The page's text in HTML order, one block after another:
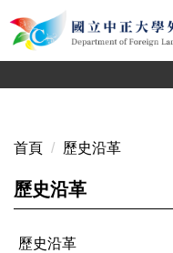
跳
到
主
區
首頁 歷史沿革
歷史沿革
歷史沿革